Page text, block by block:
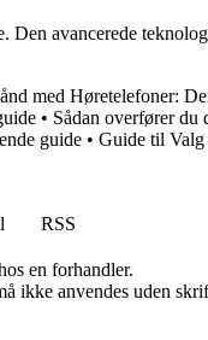
avancerede
med Høretelefoner:
• Sådan overfører
guide • Guide til
RSS
en forhandler.
anvendes uden